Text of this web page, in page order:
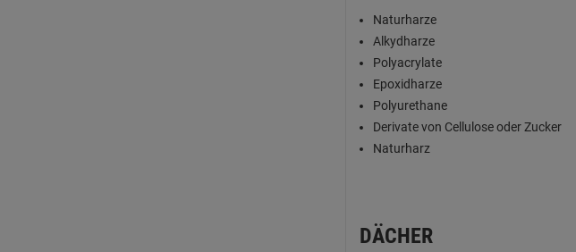
Naturharze
Alkydharze
Polyacrylate
Epoxidharze
Polyurethane
Derivate von Cellulose oder Zucker
Naturharz
DÄCHER